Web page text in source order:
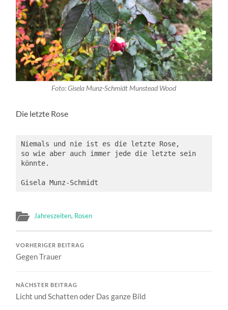
Foto: Gisela Munz-Schmidt Munstead Wood
Die letzte Rose
Niemals und nie ist es die letzte Rose,
so wie aber auch immer jede die letzte sein
könnte.
Gisela Munz-Schmidt
Jahreszeiten, Rosen
VORHERIGER BEITRAG
Gegen Trauer
NÄCHSTER BEITRAG
Licht und Schatten oder Das ganze Bild